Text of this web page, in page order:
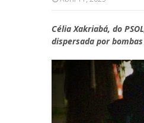
Célia Xakriabá, do
dispersada por